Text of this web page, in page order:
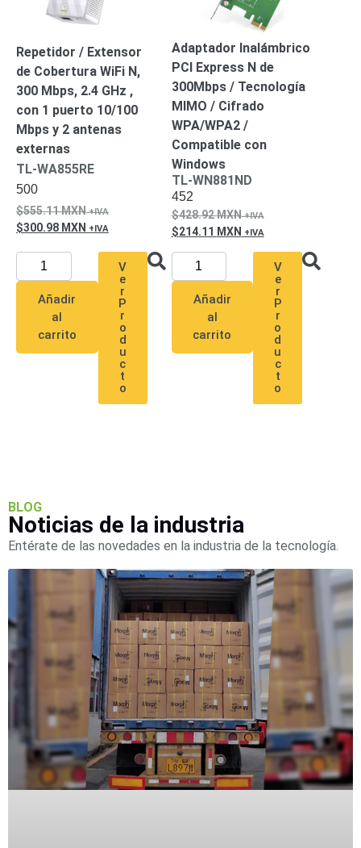
SD /
Memorias
Micro
SDServidores
de
AplicaciónUnidades
de Estado
Sólido
(SSD)
Analíticas
EPCOM
Cloud
HIKVISION
Videograbadoras
Móviles,
Dash
Cams y
Body
Body
(Portátiles)Cámaras
Accesorios Intercomunicadores
Videoporteros
AnalógicosVideoporteros
IP
Repetidor / Extensor
de Cobertura WiFi N,
300 Mbps, 2.4 GHz ,
con 1 puerto 10/100
Mbps y 2 antenas
externas
TL-WA855RE
500
555.11MXN
300.98 MXN
Añadir
al
carrito
V
e
r
P
r
o
d
u
c
t
o
Adaptador Inalámbrico
PCI Express N de
300Mbps / Tecnología
MIMO / Cifrado
WPA/WPA2 /
Compatible con
Windows
TL-WN881ND
452
428.92MXN
214.11 MXN
Añadir
al
carrito
V
e
r
P
r
o
d
u
c
t
o
BLOG
Noticias de la industria
Entérate de las novedades en la industria de la tecnología.